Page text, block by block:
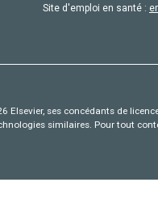
Site d'emploi en santé :
Elsevier, ses concédants de
similaires. Pour tout